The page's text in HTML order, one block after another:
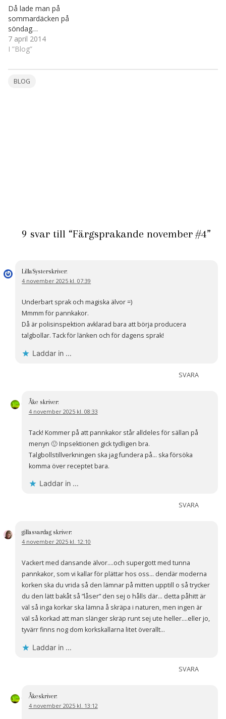
Då lade man på
sommardäcken på
söndag…
7 april 2014
I ”Blog”
BLOG
9 svar till “Färgsprakande november #4”
LillaSysterskriver:
4 november 2025 kl. 07:39
Underbart sprak och magiska älvor =)
Mmmm för pannkakor.
Då är polisinspektion avklarad bara att börja producera
talgbollar. Tack för länken och för dagens sprak!
Laddar in …
SVARA
Åke skriver:
4 november 2025 kl. 08:33
Tack! Kommer på att pannkakor står alldeles för sällan på
menyn 🙂 Inpsektionen gick tydligen bra.
Talgbollstillverkningen ska jag fundera på… ska försöka
komma över receptet bara.
Laddar in …
SVARA
gillasvardag skriver:
4 november 2025 kl. 12:10
Vackert med dansande älvor….och supergott med tunna
pannkakor, som vi kallar för plättar hos oss… dendär moderna
korken ska du vrida så den lämnar på mitten upptill o så trycker
du den lätt bakåt så ”låser” den sej o hålls där… detta påhitt är
väl så inga korkar ska lämna å skräpa i naturen, men ingen är
väl så korkad att man slänger skräp runt sej ute heller….eller jo,
tyvärr finns nog dom korkskallarna litet överallt…
Laddar in …
SVARA
Åkeskriver:
4 november 2025 kl. 13:12